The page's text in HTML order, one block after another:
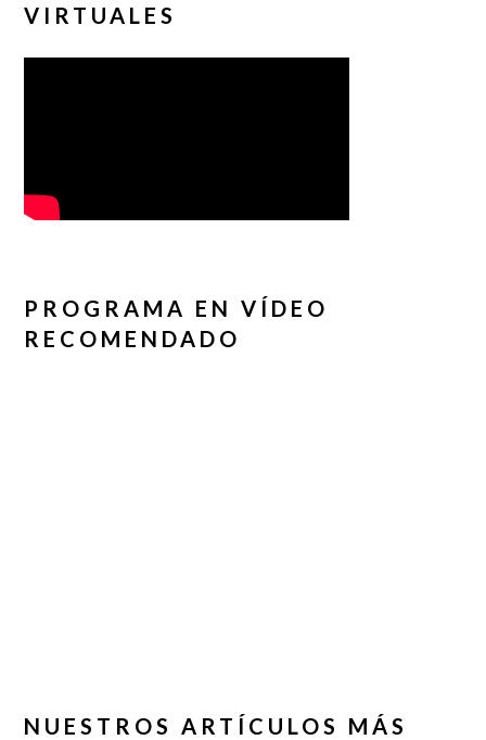
VIRTUALES
PROGRAMA EN VÍDEO
RECOMENDADO
NUESTROS ARTÍCULOS MÁS